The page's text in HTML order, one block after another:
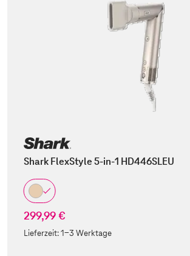
Shark FlexStyle 5-in-1 HD446SLEU
299,99 €
Lieferzeit:1-3 Werktage